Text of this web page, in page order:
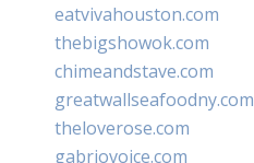
eatvivahouston.com
thebigshowok.com
chimeandstave.com
greatwallseafoodny.com
theloverose.com
gabriovoice.com